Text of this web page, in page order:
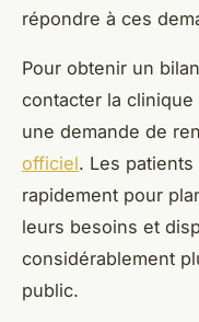
répondre à ces
Pour obtenir un
contacter la
une demande de
officiel. Les
rapidement pour
leurs besoins et
considérablement
public.